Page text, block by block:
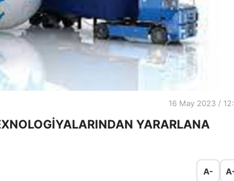
16 May 2023 /
YARARLANA
A-